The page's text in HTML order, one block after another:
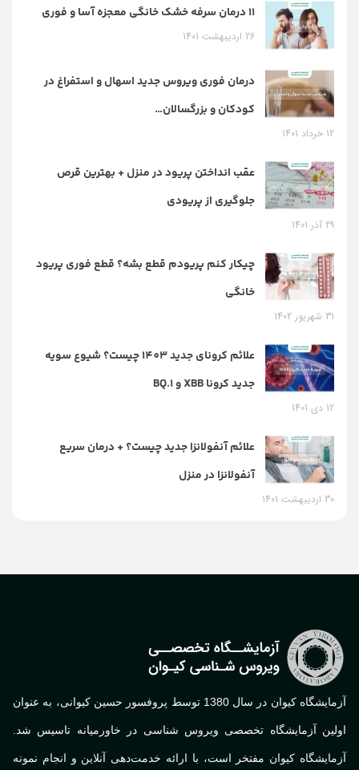
11 درمان سرفه خشک خانگی معجزه آسا و فوری
26 اردیبهشت 1401
درمان فوری ویروس جدید اسهال و استفراغ در
کودکان و بزرگسالان…
12 خرداد 1401
عقب انداختن پریود در منزل + بهترین قرص
جلوگیری از پریودی
29 آذر 1401
چیکار کنم پریودم قطع بشه؟ قطع فوری پریود
خانگی
31 شهریور 1402
علائم کرونای جدید 1403 چیست؟ شیوع سویه
جدید کرونا XBB و BQ.1
12 دی 1401
علائم آنفولانزا جدید چیست؟ + درمان سریع
آنفولانزا در منزل
30 اردیبهشت 1401
آزمایشگاه کیوان در سال 1380 توسط پروفسور حسین کیوانی، به عنوان
اولین آزمایشگاه تخصصی ویروس شناسی در خاورمیانه تاسیس شد.
آزمایشگاه کیوان مفتخر است، با ارائه خدمت‌دهی آنلاین و انجام نمونه